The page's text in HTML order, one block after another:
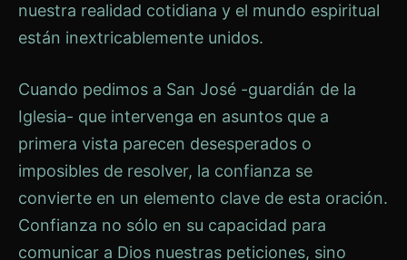
nuestra realidad cotidiana y el mundo espiritual
están inextricablemente unidos.
Cuando pedimos a San José -guardián de la
Iglesia- que intervenga en asuntos que a
primera vista parecen desesperados o
imposibles de resolver, la confianza se
convierte en un elemento clave de esta oración.
Confianza no sólo en su capacidad para
comunicar a Dios nuestras peticiones, sino